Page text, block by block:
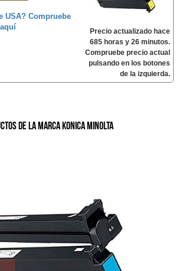
USA? Compruebe
Precio actualizado hace
685 horas y 26 minutos.
Compruebe precio actual
pulsando en los botones
de la izquierda.
de la marca Konica Minolta